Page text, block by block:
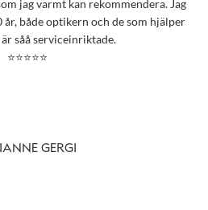
jag varmt kan rekommendera. Jag
både optikern och de som hjälper
såå serviceinriktade.
⭐⭐⭐⭐⭐
GERGI